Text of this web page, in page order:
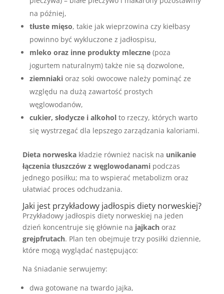
na później,
tłuste mięso, takie jak wieprzowina czy kiełbasy
powinno być wykluczone z jadłospisu,
mleko oraz inne produkty mleczne(poza
jogurtem naturalnym) także nie są dozwolone,
ziemniakioraz soki owocowe należy pominąć ze
względu na dużą zawartość prostych
węglowodanów,
cukier, słodycze i alkoholto rzeczy, których warto
się wystrzegać dla lepszego zarządzania kaloriami.
Dieta norweskakładzie również nacisk na unikanie
łączenia tłuszczów z węglowodanamipodczas
jednego posiłku; ma to wspierać metabolizm oraz
ułatwiać proces odchudzania.
Jaki jest przykładowy jadłospis dietynorweskiej?
Przykładowy jadłospis diety norweskiej na jeden
dzień koncentruje się głównie na jajkachoraz
grejpfrutach. Plan ten obejmuje trzy posiłki dziennie,
które mogą wyglądać następująco:
Na śniadanie serwujemy:
dwa gotowane na twardo jajka,